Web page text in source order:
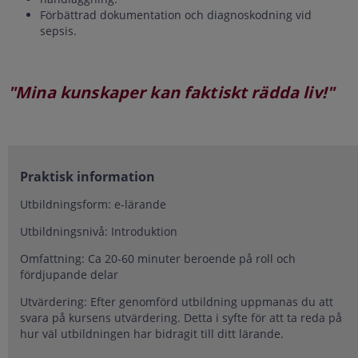
Förbättrad dokumentation och diagnoskodning vid
sepsis.
"Mina kunskaper kan faktiskt rädda liv!"
Praktisk information
Utbildningsform: e-lärande
Utbildningsnivå: Introduktion
Omfattning: Ca 20-60 minuter beroende på roll och
fördjupande delar
Utvärdering: Efter genomförd utbildning uppmanas du att
svara på kursens utvärdering. Detta i syfte för att ta reda på
hur väl utbildningen har bidragit till ditt lärande.